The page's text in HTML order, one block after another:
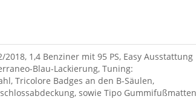
1,4 Benziner mit 95 PS, Easy Ausstattung
Blau-Lackierung, Tuning:
Tricolore Badges an den B-Säulen,
sowie Tipo Gummifußmatten